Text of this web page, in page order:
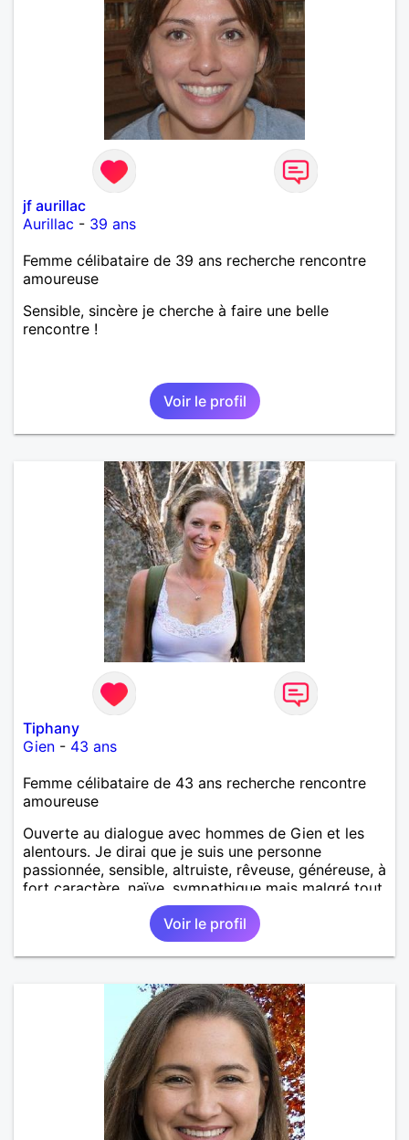
jf aurillac
Aurillac - 39 ans
Femme célibataire de 39 ans recherche rencontre
amoureuse
Sensible, sincère je cherche à faire une belle
rencontre !
Voir le profil
Tiphany
Gien - 43 ans
Femme célibataire de 43 ans recherche rencontre
amoureuse
Ouverte au dialogue avec hommes de Gien et les
alentours. Je dirai que je suis une personne
passionnée, sensible, altruiste, rêveuse, généreuse, à
fort caractère, naïve, sympathique mais malgré tout
avec la tête sur les épaules. On dis de moi que je
suis drôle, loyale, très gentille, franche (un peu trop
parfois), adorable, tendre et intelligente.
Voir le profil